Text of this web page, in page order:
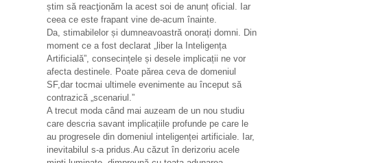
știm să reacţionăm la acest soi de anunț oficial. Iar
ceea ce este frapant vine de-acum înainte.
Da, stimabilelor și dumneavoastră onorați domni. Din
moment ce a fost declarat „liber la Inteligența
Artificială”, consecințele și desele implicații ne vor
afecta destinele. Poate părea ceva de domeniul
SF,dar tocmai ultimele evenimente au început să
contrazică „scenariul.”
A trecut moda când mai auzeam de un nou studiu
care descria savant implicațiile profunde pe care le
au progresele din domeniul inteligenței artificiale. Iar,
inevitabilul s-a pridus.Au căzut în derizoriu acele